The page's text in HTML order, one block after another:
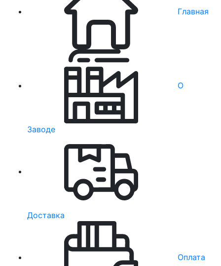
Главная
О
Заводе
Доставка
Оплата